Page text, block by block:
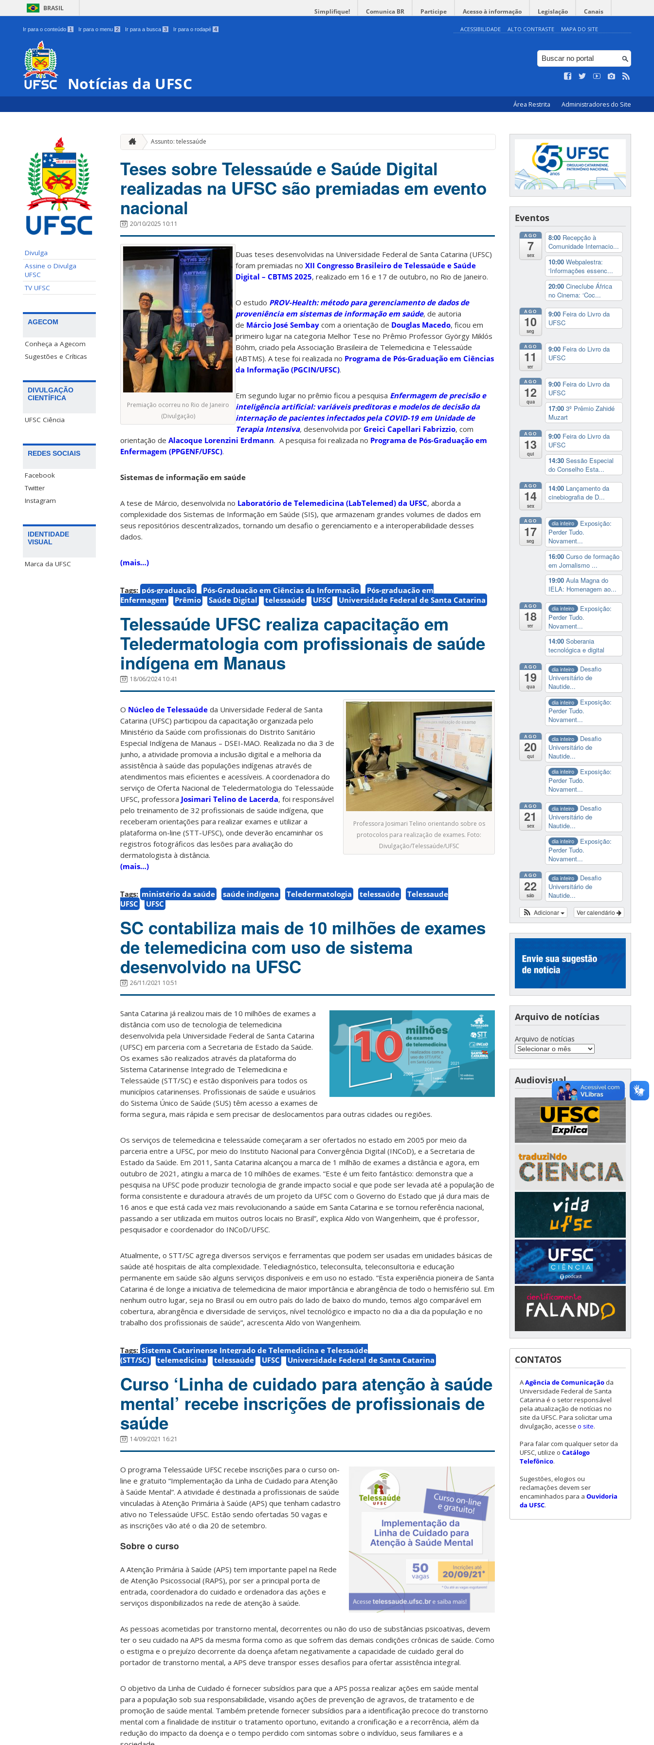
BRASIL Simplifique! Comunica BR Participe Acesso à informação Legislação Canais
Ir para o conteúdo 1 Ir para o menu 2 Ir para a busca 3 Ir para o rodapé 4 ACESSIBILIDADE ALTO CONTRASTE MAPA DO SITE
Notícias da UFSC
Área Restrita Administradores do Site
Divulga
Assine o Divulga
UFSC
TV UFSC
AGECOM
Conheça a Agecom
Sugestões e Críticas
DIVULGAÇÃO
CIENTÍFICA
UFSC Ciência
REDES SOCIAIS
Facebook
Twitter
Instagram
IDENTIDADE
VISUAL
Marca da UFSC
Assunto: telessaúde
Teses sobre Telessaúde e Saúde Digital
realizadas na UFSC são premiadas em evento
nacional
20/10/2025 10:11
Premiação ocorreu no Rio de Janeiro
(Divulgação)
Duas teses desenvolvidas na Universidade Federal de Santa Catarina (UFSC)
foram premiadas no XII Congresso Brasileiro de Telessaúde e Saúde
Digital – CBTMS 2025, realizado em 16 e 17 de outubro, no Rio de Janeiro.
O estudo PROV-Health: método para gerenciamento de dados de
proveniência em sistemas de informação em saúde, de autoria
de Márcio José Sembay com a orientação de Douglas Macedo, ficou em
primeiro lugar na categoria Melhor Tese no Prêmio Professor György Miklós
Böhm, criado pela Associação Brasileira de Telemedicina e Telessaúde
(ABTMS). A tese foi realizada no Programa de Pós-Graduação em Ciências
da Informação (PGCIN/UFSC).
Em segundo lugar no prêmio ficou a pesquisa Enfermagem de precisão e
inteligência artificial: variáveis preditoras e modelos de decisão da
internação de pacientes infectados pela COVID-19 em Unidade de
Terapia Intensiva, desenvolvida por Greici Capellari Fabrizzio, com
orientação de Alacoque Lorenzini Erdmann. A pesquisa foi realizada no Programa de Pós-Graduação em
Enfermagem (PPGENF/UFSC).
Sistemas de informação em saúde
A tese de Márcio, desenvolvida no Laboratório de Telemedicina (LabTelemed) da UFSC, aborda a
complexidade dos Sistemas de Informação em Saúde (SIS), que armazenam grandes volumes de dados em
seus repositórios descentralizados, tornando um desafio o gerenciamento e a interoperabilidade desses
dados.
(mais…)
Tags: pós-graduação Pós-Graduação em Ciências da Informação
Pós-graduação em
Enfermagem
Prêmio Saúde Digital telessaúde UFSC Universidade Federal de Santa Catarina
Telessaúde UFSC realiza capacitação em
Teledermatologia com profissionais de saúde
indígena em Manaus
18/06/2024 10:41
Professora Josimari Telino orientando sobre os
protocolos para realização de exames. Foto:
Divulgação/Telessaúde/UFSC
O Núcleo de Telessaúde da Universidade Federal de Santa
Catarina (UFSC) participou da capacitação organizada pelo
Ministério da Saúde com profissionais do Distrito Sanitário
Especial Indígena de Manaus – DSEI-MAO. Realizada no dia 3 de
junho, a atividade promovia a inclusão digital e a melhoria da
assistência à saúde das populações indígenas através de
atendimentos mais eficientes e acessíveis. A coordenadora do
serviço de Oferta Nacional de Teledermatologia do Telessaúde
UFSC, professora Josimari Telino de Lacerda, foi responsável
pelo treinamento de 32 profissionais de saúde indígena, que
receberam orientações para realizar exames e utilizar a
plataforma on-line (STT-UFSC), onde deverão encaminhar os
registros fotográficos das lesões para avaliação do
dermatologista à distância.
(mais…)
Tags: ministério da saúde saúde indígena Teledermatologia telessaúde
Telessaude
UFSC
UFSC
SC contabiliza mais de 10 milhões de exames
de telemedicina com uso de sistema
desenvolvido na UFSC
26/11/2021 10:51
Santa Catarina já realizou mais de 10 milhões de exames a
distância com uso de tecnologia de telemedicina
desenvolvida pela Universidade Federal de Santa Catarina
(UFSC) em parceria com a Secretaria de Estado da Saúde.
Os exames são realizados através da plataforma do
Sistema Catarinense Integrado de Telemedicina e
Telessaúde (STT/SC) e estão disponíveis para todos os
municípios catarinenses. Profissionais de saúde e usuários
do Sistema Único de Saúde (SUS) têm acesso a exames de
forma segura, mais rápida e sem precisar de deslocamentos para outras cidades ou regiões.
Os serviços de telemedicina e telessaúde começaram a ser ofertados no estado em 2005 por meio da
parceria entre a UFSC, por meio do Instituto Nacional para Convergência Digital (INCoD), e a Secretaria de
Estado da Saúde. Em 2011, Santa Catarina alcançou a marca de 1 milhão de exames a distância e agora, em
outubro de 2021, atingiu a marca de 10 milhões de exames. “Este é um feito fantástico: demonstra que a
pesquisa na UFSC pode produzir tecnologia de grande impacto social e que pode ser levada até a população de
forma consistente e duradoura através de um projeto da UFSC com o Governo do Estado que já dura mais de
16 anos e que está cada vez mais revolucionando a saúde em Santa Catarina e se tornou referência nacional,
passando a ser utilizada em muitos outros locais no Brasil”, explica Aldo von Wangenheim, que é professor,
pesquisador e coordenador do INCoD/UFSC.
Atualmente, o STT/SC agrega diversos serviços e ferramentas que podem ser usadas em unidades básicas de
saúde até hospitais de alta complexidade. Telediagnóstico, teleconsulta, teleconsultoria e educação
permanente em saúde são alguns serviços disponíveis e em uso no estado. “Esta experiência pioneira de Santa
Catarina é de longe a iniciativa de telemedicina de maior importância e abrangência de todo o hemisfério sul. Em
nenhum outro lugar, seja no Brasil ou em outro país do lado de baixo do mundo, temos algo comparável em
cobertura, abrangência e diversidade de serviços, nível tecnológico e impacto no dia a dia da população e no
trabalho dos profissionais de saúde”, acrescenta Aldo von Wangenheim.
Tags: Sistema Catarinense Integrado de Telemedicina e Telessaúde
(STT/SC)
telemedicina telessaúde UFSC Universidade Federal de Santa Catarina
Curso ‘Linha de cuidado para atenção à saúde
mental’ recebe inscrições de profissionais de
saúde
14/09/2021 16:21
O programa Telessaúde UFSC recebe inscrições para o curso on-
line e gratuito “Implementação da Linha de Cuidado para Atenção
à Saúde Mental“. A atividade é destinada a profissionais de saúde
vinculadas à Atenção Primária à Saúde (APS) que tenham cadastro
ativo no Telessaúde UFSC. Estão sendo ofertadas 50 vagas e
as inscrições vão até o dia 20 de setembro.
Sobre o curso
A Atenção Primária à Saúde (APS) tem importante papel na Rede
de Atenção Psicossocial (RAPS), por ser a principal porta de
entrada, coordenadora do cuidado e ordenadora das ações e
serviços disponibilizados na rede de atenção à saúde.
As pessoas acometidas por transtorno mental, decorrentes ou não do uso de substâncias psicoativas, devem
ter o seu cuidado na APS da mesma forma como as que sofrem das demais condições crônicas de saúde. Como
o estigma e o prejuízo decorrente da doença afetam negativamente a capacidade de cuidado geral do
portador de transtorno mental, a APS deve transpor esses desafios para ofertar assistência integral.
O objetivo da Linha de Cuidado é fornecer subsídios para que a APS possa realizar ações em saúde mental
para a população sob sua responsabilidade, visando ações de prevenção de agravos, de tratamento e de
promoção de saúde mental. Também pretende fornecer subsídios para a identificação precoce do transtorno
mental com a finalidade de instituir o tratamento oportuno, evitando a cronificação e a recorrência, além da
redução do impacto da doença e o tempo perdido com sintomas sobre o indivíduo, seus familiares e a
Eventos
AGO
7
sex
8:00 Recepção à
Comunidade Internacio...
10:00 Webpalestra:
‘Informações essenc...
20:00 Cineclube África
no Cinema: ‘Coc...
AGO
10
seg
9:00 Feira do Livro da
UFSC
AGO
11
ter
9:00 Feira do Livro da
UFSC
AGO
12
qua
9:00 Feira do Livro da
UFSC
17:00 3º Prêmio Zahidé
Muzart
AGO
13
qui
9:00 Feira do Livro da
UFSC
14:30 Sessão Especial
do Conselho Esta...
AGO
14
sex
14:00 Lançamento da
cinebiografia de D...
AGO
17
seg
dia inteiro
Exposição:
Perder Tudo.
Novament...
16:00 Curso de formação
em Jornalismo ...
19:00 Aula Magna do
IELA: Homenagem ao...
AGO
18
ter
dia inteiro
Exposição:
Perder Tudo.
Novament...
14:00 Soberania
tecnológica e digital
AGO
19
qua
dia inteiro
Desafio
Universitário de
Nautide...
dia inteiro
Exposição:
Perder Tudo.
Novament...
AGO
20
qui
dia inteiro
Desafio
Universitário de
Nautide...
dia inteiro
Exposição:
Perder Tudo.
Novament...
AGO
21
sex
dia inteiro
Desafio
Universitário de
Nautide...
dia inteiro
Exposição:
Perder Tudo.
Novament...
AGO
22
sáb
dia inteiro
Desafio
Universitário de
Nautide...
Ver calendário
Adicionar
Arquivo de notícias
Arquivo de notícias
Audiovisual
CONTATOS
AAgência de Comunicação da
Universidade Federal de Santa
Catarina é o setor responsável
pela atualização de notícias no
site da UFSC. Para solicitar uma
divulgação, acesse o site.
Para falar com qualquer setor da
UFSC, utilize o Catálogo
Telefônico.
Sugestões, elogios ou
reclamações devem ser
encaminhados para a Ouvidoria
da UFSC.